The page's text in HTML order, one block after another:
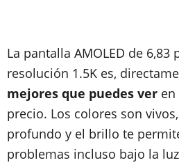
La pantalla AMOLED de 6,83
resolución 1.5K es,
mejores que puedes ver
precio. Los colores son
profundo y el brillo te
problemas incluso bajo la